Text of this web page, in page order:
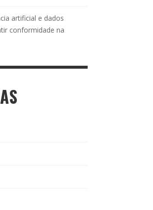
artificial e dados
conformidade na